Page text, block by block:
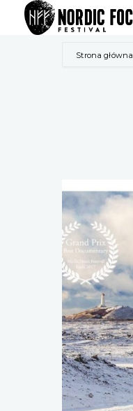
Przejdź
treści
Strona główna